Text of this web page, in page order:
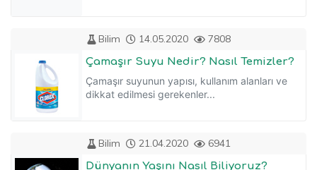
Bilim 14.05.2020 7808
Çamaşır Suyu Nedir? Nasıl Temizler?
Çamaşır suyunun yapısı, kullanım alanları ve
dikkat edilmesi gerekenler...
Bilim 21.04.2020 6941
Dünyanın Yaşını Nasıl Biliyoruz?